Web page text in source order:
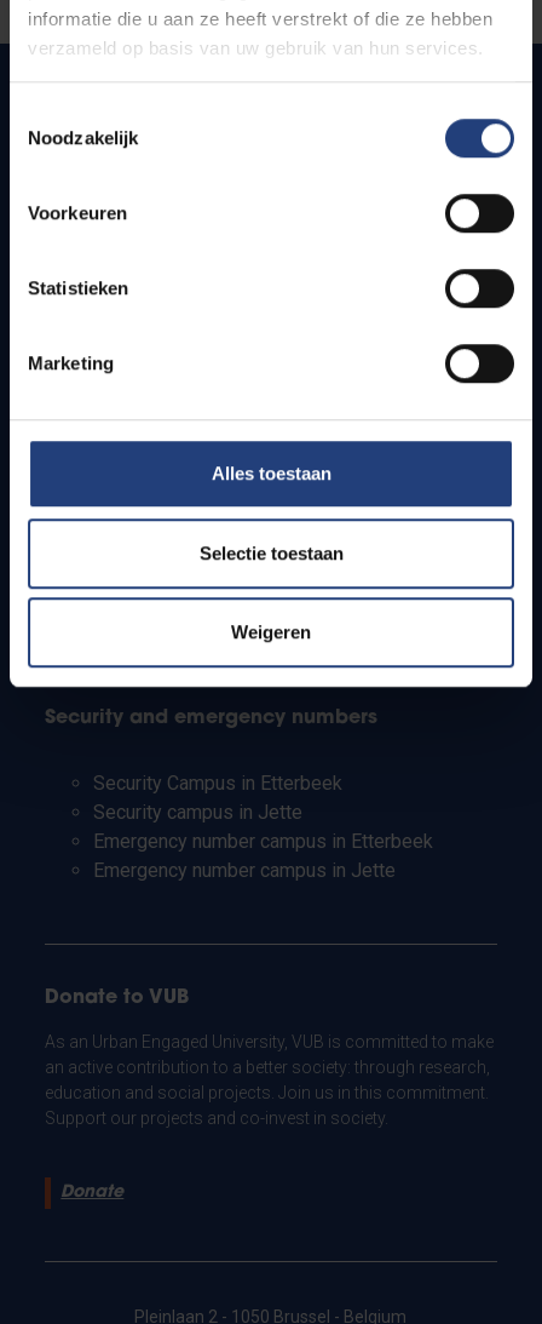
informatie die u aan ze heeft verstrekt of die ze hebben
verzameld op basis van uw gebruik van hun services.
Noodzakelijk
Voorkeuren
Statistieken
Marketing
Alles toestaan
Selectie toestaan
Weigeren
Quick links
How to get to the VUB campuses
Students
PhD students
Teachers and secondary schools
Working students
Security and emergency numbers
Security Campus in Etterbeek
Security campus in Jette
Emergency number campus in Etterbeek
Emergency number campus in Jette
Donate to VUB
As an Urban Engaged University, VUB is committed to make
an active contribution to a better society: through research,
education and social projects. Join us in this commitment.
Support our projects and co-invest in society.
Donate
Pleinlaan 2 - 1050 Brussel - Belgium